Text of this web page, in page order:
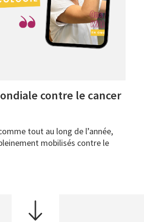
contre le cancer
tout au long de l’année,
mobilisés contre le